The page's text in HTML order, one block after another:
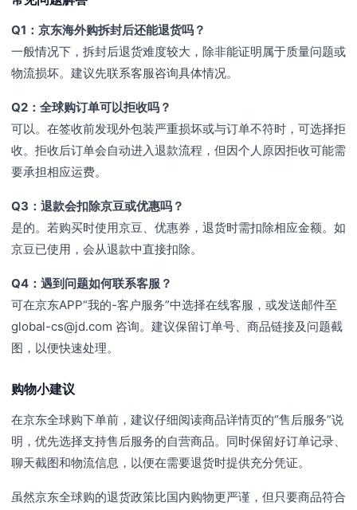
Q1：京东海外购拆封后还能退货吗？
一般情况下，拆封后退货难度较大，除非能证明属于质量问题或
物流损坏。建议先联系客服咨询具体情况。
Q2：全球购订单可以拒收吗？
可以。在签收前发现外包装严重损坏或与订单不符时，可选择拒
收。拒收后订单会自动进入退款流程，但因个人原因拒收可能需
要承担相应运费。
Q3：退款会扣除京豆或优惠吗？
是的。若购买时使用京豆、优惠券，退货时需扣除相应金额。如
京豆已使用，会从退款中直接扣除。
Q4：遇到问题如何联系客服？
可在京东APP“我的-客户服务”中选择在线客服，或发送邮件至
global-cs@jd.com 咨询。建议保留订单号、商品链接及问题截
图，以便快速处理。
购物小建议
在京东全球购下单前，建议仔细阅读商品详情页的“售后服务”说
明，优先选择支持售后服务的自营商品。同时保留好订单记录、
聊天截图和物流信息，以便在需要退货时提供充分凭证。
虽然京东全球购的退货政策比国内购物更严谨，但只要商品符合